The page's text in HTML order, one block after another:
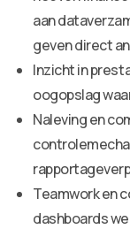
aan
geven direct
Inzicht in
oogopslag
Naleving en
Teamwork en
dashboards